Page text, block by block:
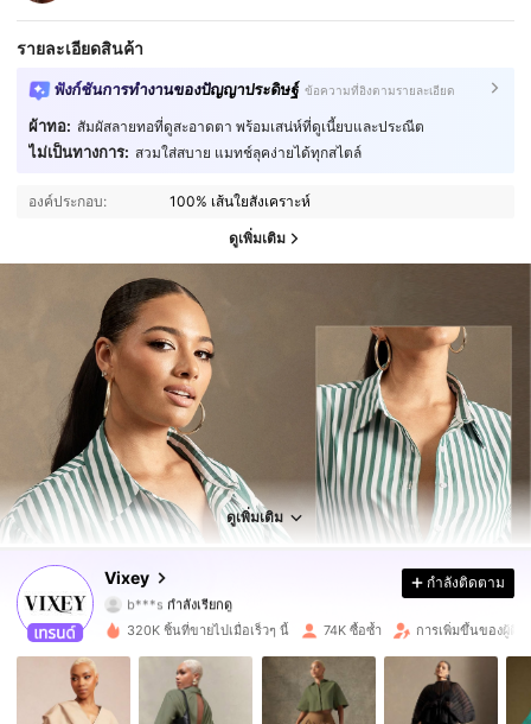
รายละเอียดสินค้า
ฟังก์ชันการทำงานของปัญญาประดิษฐ์ ข้อความที่อิงตามรายละเอียด
ผ้าทอ: สัมผัสลายทอที่ดูสะอาดตา พร้อมเสน่ห์ที่ดูเนี้ยบและประณีต
ไม่เป็นทางการ: สวมใส่สบาย แมทช์ลุคง่ายได้ทุกสไตล์
องค์ประกอบ: 100% เส้นใยสังเคราะห์
ดูเพิ่มเติม
ดูเพิ่มเติม
Vixey
4.81 230K ผู้ติดตาม
4.81 230K ผู้ติดตาม
b***s
4.81
230K ผู้ติดตาม
4.81 230K ผู้ติดตาม
230K ผู้ติดตาม
กำลังติดตาม
320K ชิ้นที่ขายไปเมื่อเร็วๆ นี้ 74K ซื้อซ้ำ การเพิ่มขึ้นของผู้ติด